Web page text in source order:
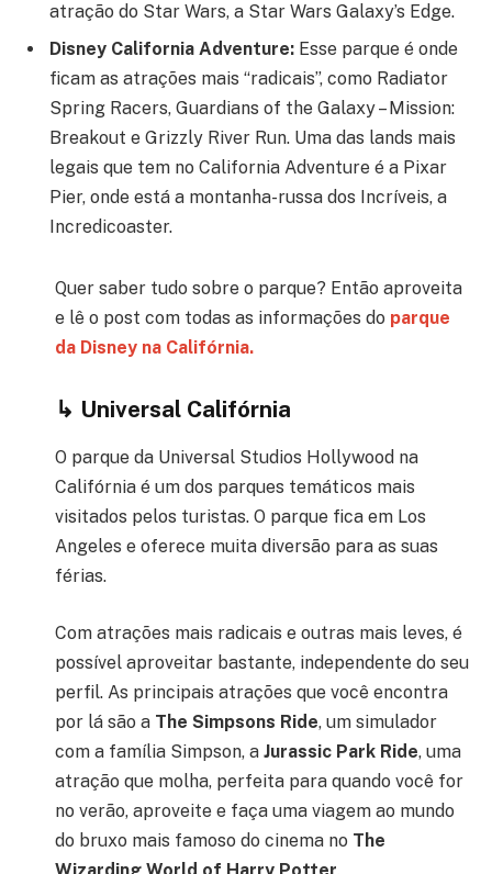
atração do Star Wars, a Star Wars Galaxy’s Edge.
Disney California Adventure: Esse parque é onde
ficam as atrações mais “radicais”, como Radiator
Spring Racers, Guardians of the Galaxy – Mission:
Breakout e Grizzly River Run. Uma das lands mais
legais que tem no California Adventure é a Pixar
Pier, onde está a montanha-russa dos Incríveis, a
Incredicoaster.
Quer saber tudo sobre o parque? Então aproveita
e lê o post com todas as informações do parque
da Disney na Califórnia.
↳ Universal Califórnia
O parque da Universal Studios Hollywood na
Califórnia é um dos parques temáticos mais
visitados pelos turistas. O parque fica em Los
Angeles e oferece muita diversão para as suas
férias.
Com atrações mais radicais e outras mais leves, é
possível aproveitar bastante, independente do seu
perfil. As principais atrações que você encontra
por lá são a The Simpsons Ride, um simulador
com a família Simpson, a Jurassic Park Ride, uma
atração que molha, perfeita para quando você for
no verão, aproveite e faça uma viagem ao mundo
do bruxo mais famoso do cinema no The
Wizarding World of Harry Potter